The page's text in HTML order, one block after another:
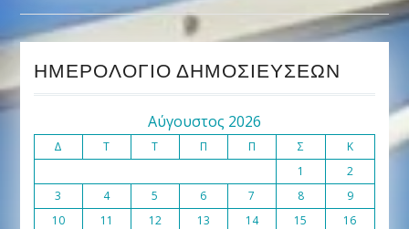
ΗΜΕΡΟΛΌΓΙΟ ΔΗΜΟΣΙΕΎΣΕΩΝ
Αύγουστος 2026
Δ Τ Τ Π Π Σ
Κ
1
2
3
4 5 6 7 8
9
10
11 12 13 14 15
16